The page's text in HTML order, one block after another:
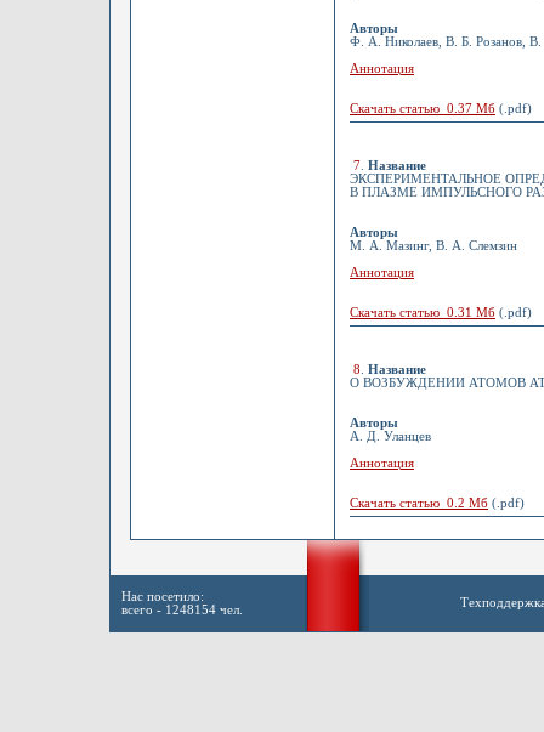
Авторы
Ф. А. Николаев, В. Б. Розанов,
Аннотация
Скачать статью 0.37 Мб (.pdf)
7 Название
ЭКСПЕРИМЕНТАЛЬНОЕ
В ПЛАЗМЕ ИМПУЛЬСНОГО
Авторы
М. А. Мазинг, В. А. Слемзин
Аннотация
Скачать статью 0.31 Мб (.pdf)
8
Название
О ВОЗБУЖДЕНИИ АТОМОВ
Авторы
А. Д. Уланцев
Аннотация
Скачать статью 0.2 Мб (.pdf)
Нас посетило:
всего - 1248154 чел.